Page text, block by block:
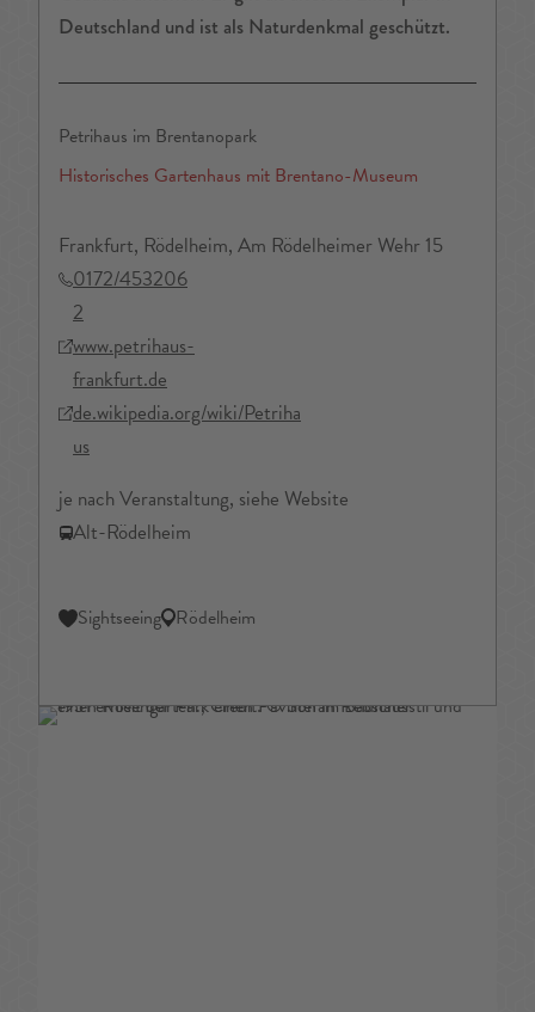
Deutschland und ist als Naturdenkmal geschützt.
Petrihaus im Brentanopark
Historisches Gartenhaus mit Brentano-Museum
Frankfurt, Rödelheim, Am Rödelheimer Wehr 15
0172/453206
2
www.petrihaus-
frankfurt.de
de.wikipedia.org/wiki/Petriha
us
je nach Veranstaltung, siehe Website
Alt-Rödelheim
Sightseeing Rödelheim